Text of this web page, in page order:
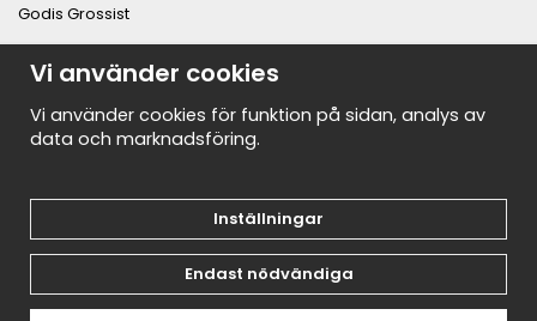
Godis Grossist
PRENUMERERA PÅ NYHETSBREVET FÖR VÅRA BÄSTA
ERBJUDANDEN OCH NYHETER!
E-
postadress
Vi använder cookies
Vi använder cookies för funktion på sidan, analys av
data och marknadsföring.
Inställningar
Endast nödvändiga